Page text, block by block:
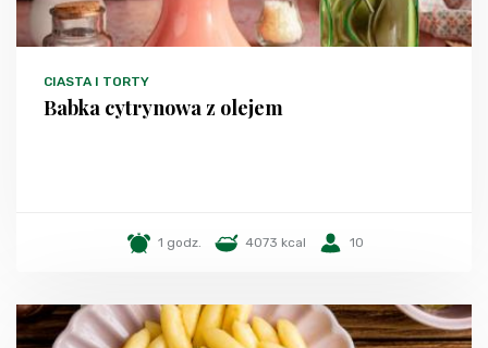
CIASTA I TORTY
Babka cytrynowa z olejem
1 godz. 4073 kcal 10